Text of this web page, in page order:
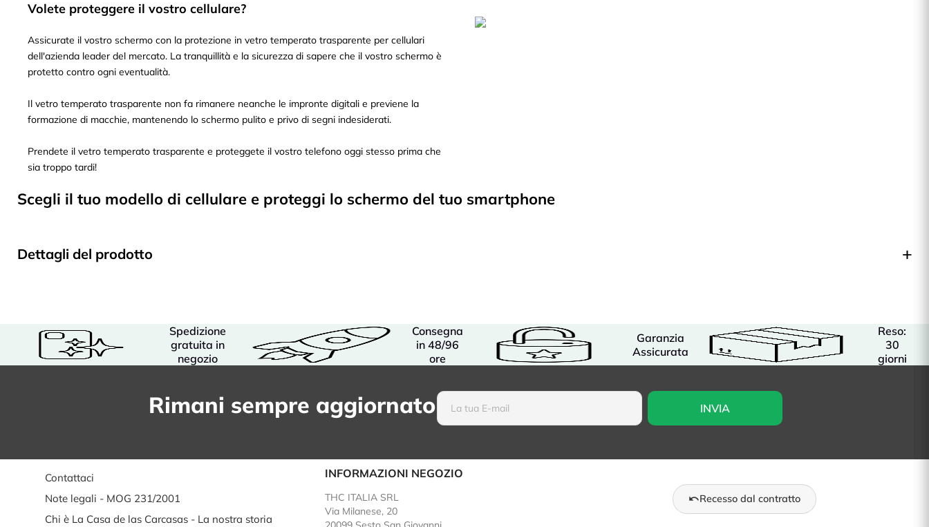
Volete proteggere il vostro cellulare?
Assicurate il vostro schermo con la protezione in vetro temperato trasparente per cellulari
dell'azienda leader del mercato. La tranquillità e la sicurezza di sapere che il vostro schermo è
protetto contro ogni eventualità.
Il vetro temperato trasparente non fa rimanere neanche le impronte digitali e previene la
formazione di macchie, mantenendo lo schermo pulito e privo di segni indesiderati.
Prendete il vetro temperato trasparente e proteggete il vostro telefono oggi stesso prima che
sia troppo tardi!
Scegli il tuo modello di cellulare e proteggi lo schermo del tuo smartphone
Dettagli del prodotto
Spedizione
gratuita in
negozio
Consegna
in 48/96
ore
Garanzia
Assicurata
Reso:
30
giorni
Rimani sempre aggiornato
Contattaci
Note legali - MOG 231/2001
Chi è La Casa de las Carcasas - La nostra storia
INFORMAZIONI NEGOZIO
THC ITALIA SRL
Via Milanese, 20
Recesso dal contratto